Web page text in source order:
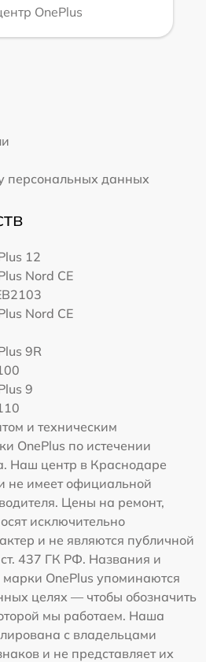
OnePlus
персональных данных
12
Nord CE
Nord CE
9R
9
и техническим
OnePlus по истечении
Наш центр в Краснодаре
не имеет официальной
Цены на ремонт,
исключительно
и не являются публичной
437 ГК РФ. Названия и
марки OnePlus упоминаются
целях — чтобы обозначить
мы работаем. Наша
с владельцами
и не представляет их